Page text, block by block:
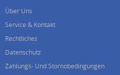
Über Uns
Service & Kontakt
Rechtliches
Datenschutz
Zahlungs- Und Stornobedingungen